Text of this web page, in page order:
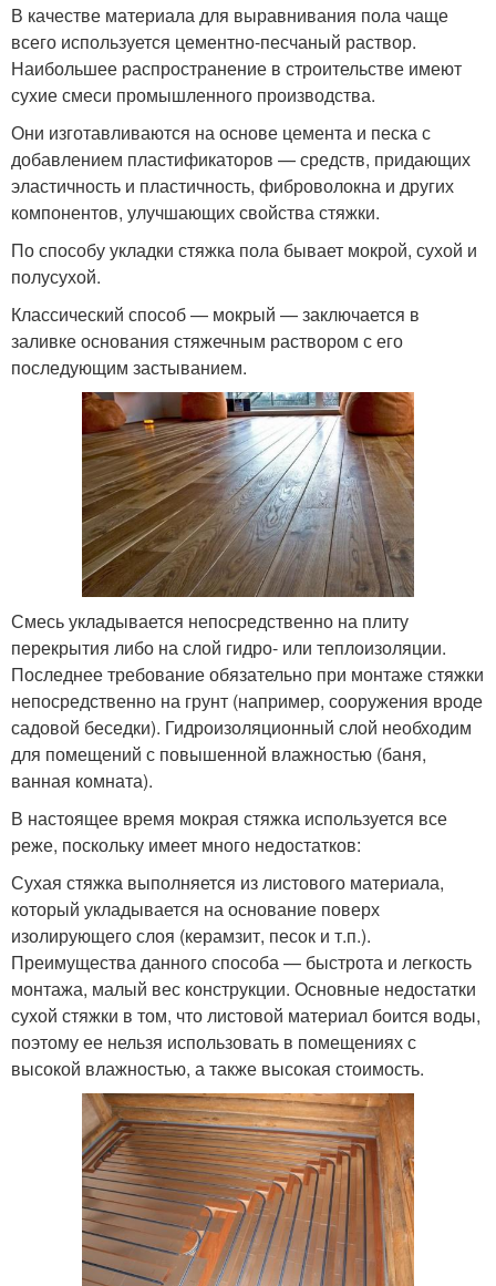
В качестве материала для выравнивания пола чаще
всего используется цементно-песчаный раствор.
Наибольшее распространение в строительстве имеют
сухие смеси промышленного производства.
Они изготавливаются на основе цемента и песка с
добавлением пластификаторов — средств, придающих
эластичность и пластичность, фиброволокна и других
компонентов, улучшающих свойства стяжки.
По способу укладки стяжка пола бывает мокрой, сухой и
полусухой.
Классический способ — мокрый — заключается в
заливке основания стяжечным раствором с его
последующим застыванием.
Смесь укладывается непосредственно на плиту
перекрытия либо на слой гидро- или теплоизоляции.
Последнее требование обязательно при монтаже стяжки
непосредственно на грунт (например, сооружения вроде
садовой беседки). Гидроизоляционный слой необходим
для помещений с повышенной влажностью (баня,
ванная комната).
В настоящее время мокрая стяжка используется все
реже, поскольку имеет много недостатков:
Сухая стяжка выполняется из листового материала,
который укладывается на основание поверх
изолирующего слоя (керамзит, песок и т.п.).
Преимущества данного способа — быстрота и легкость
монтажа, малый вес конструкции. Основные недостатки
сухой стяжки в том, что листовой материал боится воды,
поэтому ее нельзя использовать в помещениях с
высокой влажностью, а также высокая стоимость.